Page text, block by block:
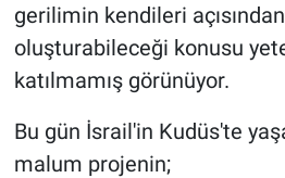
gerilimin kendileri
oluşturabileceği konusu
katılmamış görünüyor.
Bu gün İsrail'in Kudüs'te
malum projenin;